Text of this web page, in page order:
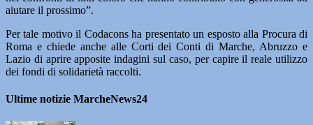
aiutare il prossimo”.
Per tale motivo il Codacons ha presentato un esposto alla Procura di
Roma e chiede anche alle Corti dei Conti di Marche, Abruzzo e
Lazio di aprire apposite indagini sul caso, per capire il reale utilizzo
dei fondi di solidarietà raccolti.
Ultime notizie MarcheNews24